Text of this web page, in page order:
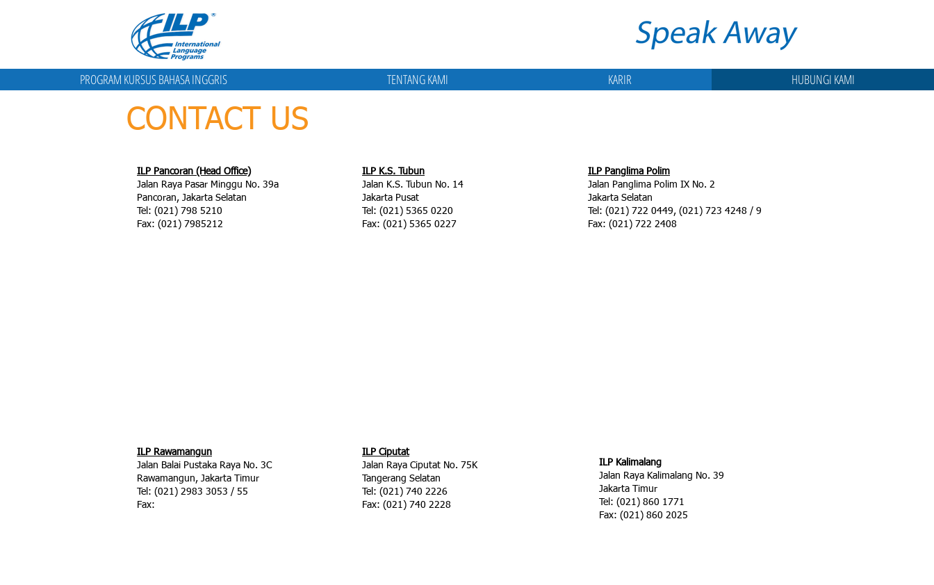
PROGRAM KURSUS BAHASA INGGRIS TENTANG KAMI KARIR HUBUNGI KAMI
CONTACT US
ILP Pancoran (Head Office)
Jalan Raya Pasar Minggu No. 39a
Pancoran, Jakarta Selatan
Tel: (021) 798 5210
Fax: (021) 7985212
ILP K.S. Tubun
Jalan K.S. Tubun No. 14
Jakarta Pusat
Tel: (021) 5365 0220
Fax: (021) 5365 0227
ILP Panglima Polim
Jalan Panglima Polim IX No. 2
Jakarta Selatan
Tel: (021) 722 0449, (021) 723 4248 / 9
Fax: (021) 722 2408
ILP Rawamangun
Jalan Balai Pustaka Raya No. 3C
Rawamangun, Jakarta Timur
Tel: (021) 2983 3053 / 55
Fax:
ILP Ciputat
Jalan Raya Ciputat No. 75K
Tangerang Selatan
Tel: (021) 740 2226
Fax: (021) 740 2228
ILP Kalimalang
Jalan Raya Kalimalang No. 39
Jakarta Timur
Tel: (021) 860 1771
Fax: (021) 860 2025